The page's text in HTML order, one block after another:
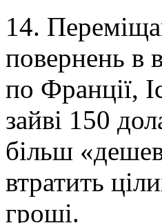
14.
повернень в
по Франції,
зайві 150
більш
втратить
гроші.